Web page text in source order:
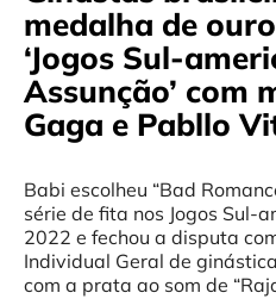
medalha de
‘Jogos Sul-
Assunção’ com
Gaga e Pabllo
Babi escolheu “Bad
série de fita nos Jogos Sul-
2022 e fechou a disputa
Individual Geral de
com a prata ao som de